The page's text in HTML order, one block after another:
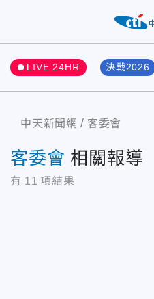
LIVE 24HR 決戰2026
中天新聞網 客委會
客委會 相關報導
有 11 項結果